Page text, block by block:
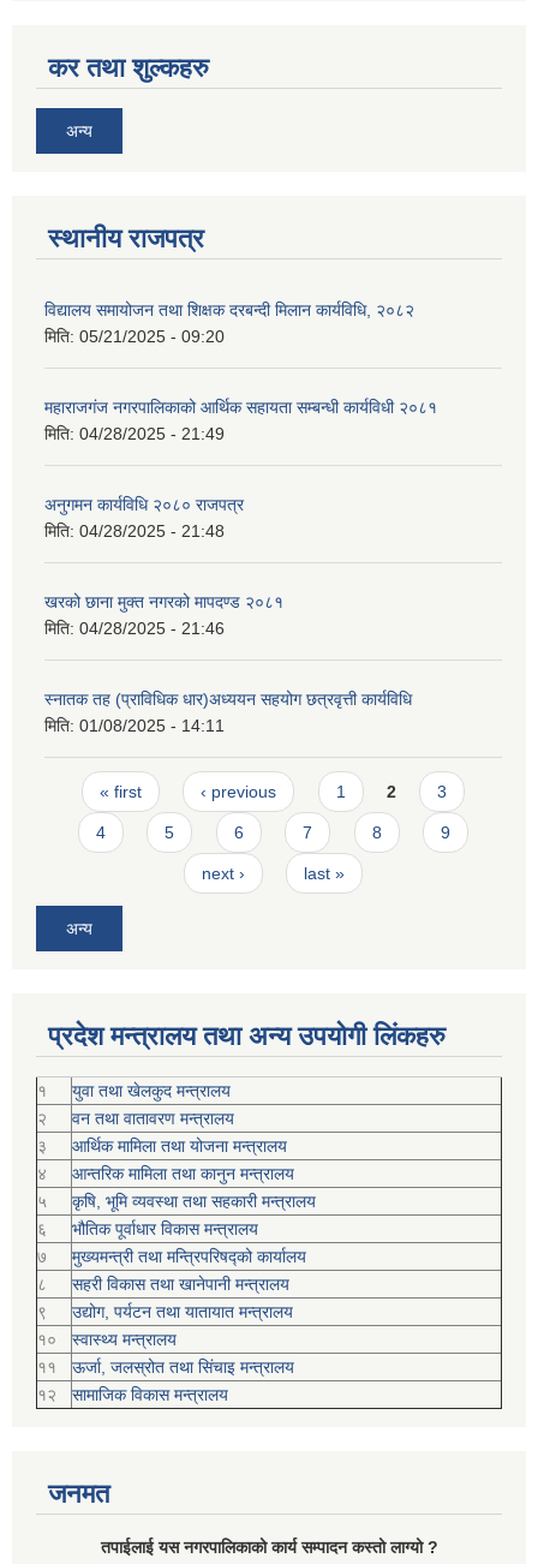
कर तथा शुल्कहरु
अन्य
स्थानीय राजपत्र
विद्यालय समायोजन तथा शिक्षक दरबन्दी मिलान कार्यविधि, २०८२
मिति: 05/21/2025 - 09:20
महाराजगंज नगरपालिकाको आर्थिक सहायता सम्बन्धी कार्यविधी २०८१
मिति: 04/28/2025 - 21:49
अनुगमन कार्यविधि २०८० राजपत्र
मिति: 04/28/2025 - 21:48
खरको छाना मुक्त नगरको मापदण्ड २०८१
मिति: 04/28/2025 - 21:46
स्नातक तह (प्राविधिक धार)अध्ययन सहयोग छत्रवृत्ती कार्यविधि
मिति: 01/08/2025 - 14:11
Pages
« first ‹ previous 1 2 3
4 5 6 7 8 9
next › last »
अन्य
प्रदेश मन्त्रालय तथा अन्य उपयोगी लिंकहरु
१
युवा तथा खेलकुद मन्त्रालय
२
वन तथा वातावरण मन्त्रालय
३
आर्थिक मामिला तथा योजना मन्त्रालय
४
आन्तरिक मामिला तथा कानुन मन्त्रालय
५
कृषि, भूमि व्यवस्था तथा सहकारी मन्त्रालय
६
भौतिक पूर्वाधार विकास मन्त्रालय
७
मुख्यमन्त्री तथा मन्त्रिपरिषद्को कार्यालय
८
सहरी विकास तथा खानेपानी मन्त्रालय
९
उद्योग, पर्यटन तथा यातायात मन्त्रालय
१०
स्वास्थ्य मन्त्रालय
११
ऊर्जा, जलस्रोत तथा सिंचाइ मन्त्रालय
१२
सामाजिक विकास मन्‍‍त्रालय
जनमत
तपाईलाई यस नगरपालिकाको कार्य सम्पादन कस्तो लाग्यो ?